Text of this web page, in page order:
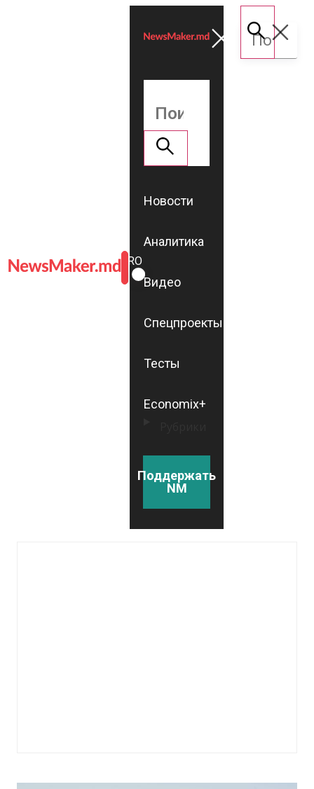
ROMÂNĂ
RU
Новости
Аналитика
Видео
Спецпроекты
Тесты
Economix+
Поддержать
NM